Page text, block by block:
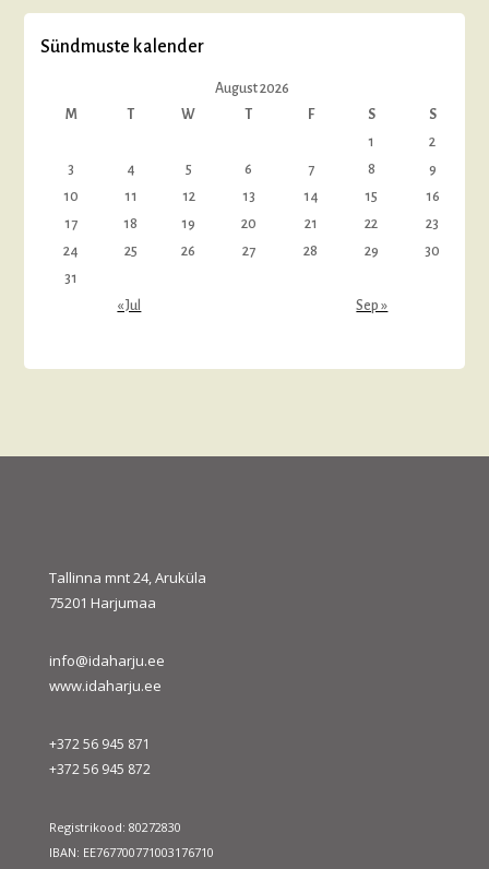
Sündmuste kalender
August 2026
M
T W T F S
S
1
2
3
4 5 6 7 8
9
10
11 12 13 14 15
16
17
18 19 20 21 22
23
24
25 26 27 28 29
30
31
« Jul
Sep »
Tallinna mnt 24, Aruküla
75201 Harjumaa
info@idaharju.ee
www.idaharju.ee
+372 56 945 871
+372 56 945 872
Registrikood: 80272830
IBAN: EE767700771003176710